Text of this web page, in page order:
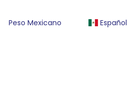
Peso Mexicano Español